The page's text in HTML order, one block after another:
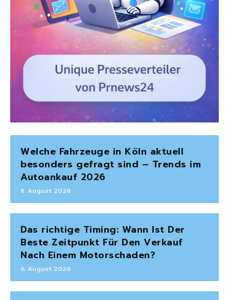
Welche Fahrzeuge in Köln aktuell
besonders gefragt sind – Trends im
Autoankauf 2026
8. August 2026
Das richtige Timing: Wann Ist Der
Beste Zeitpunkt Für Den Verkauf
Nach Einem Motorschaden?
6. August 2026